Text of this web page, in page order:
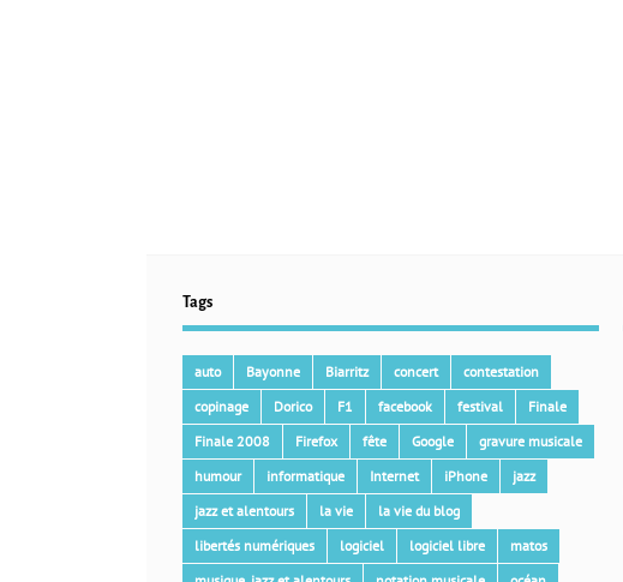
Tags
auto Bayonne Biarritz concert
contestation
copinage
Dorico F1 facebook festival
Finale
Finale 2008
Firefox fête Google
gravure musicale
humour
informatique Internet iPhone
jazz
jazz et alentours
la vie
la vie du blog
libertés numériques
logiciel logiciel libre
matos